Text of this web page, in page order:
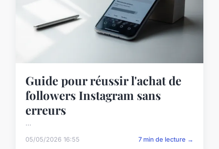
Guide pour réussir l'achat de
followers Instagram sans
erreurs
...
05/05/2026 16:55 7 min de lecture →